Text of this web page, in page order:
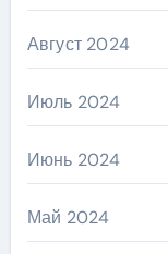
Август 2024
Июль 2024
Июнь 2024
Май 2024